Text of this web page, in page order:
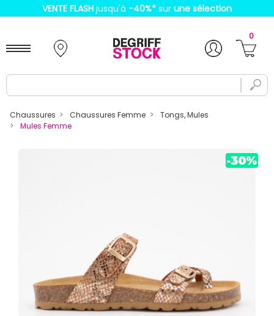
VENTE FLASH jusqu'à -40%* sur une sélection
0
Chaussures Chaussures Femme
Tongs, Mules
Mules Femme